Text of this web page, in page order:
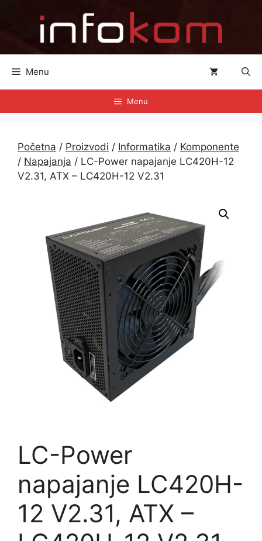
Menu
Menu
Početna / Proizvodi / Informatika / Komponente
/ Napajanja / LC-Power napajanje LC420H-12
V2.31, ATX – LC420H-12 V2.31
LC-Power
napajanje LC420H-
12 V2.31, ATX –